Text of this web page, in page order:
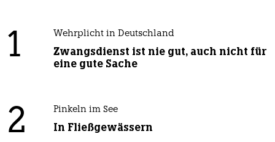
1 Wehrplicht in Deutschland
Zwangsdienst ist nie gut, auch nicht für
eine gute Sache
2 Pinkeln im See
In Fließgewässern